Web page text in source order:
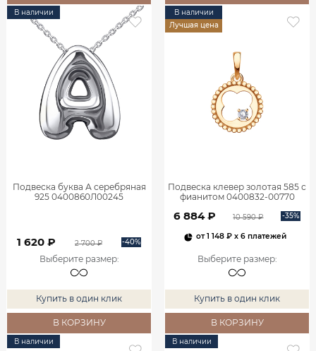
В наличии
Подвеска буква А серебряная
925 0400860Л00245
1 620 ₽ 2 700 ₽ -40%
Выберите размер:
Купить в один клик
В КОРЗИНУ
В наличии
Лучшая цена
Подвеска клевер золотая 585 с
фианитом 0400832-00770
6 884 ₽ 10 590 ₽ -35%
от1 148 ₽ x 6 платежей
Выберите размер:
Купить в один клик
В КОРЗИНУ
В наличии В наличии